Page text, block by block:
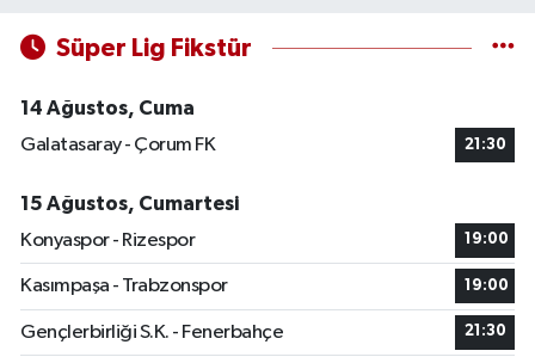
Süper Lig Fikstür
14 Ağustos, Cuma
Galatasaray - Çorum FK
21:30
15 Ağustos, Cumartesi
Konyaspor - Rizespor
19:00
Kasımpaşa - Trabzonspor 19:00
Gençlerbirliği S.K. - Fenerbahçe 21:30